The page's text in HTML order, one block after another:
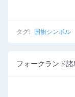
タグ: 国旗シンボル
フォークランド